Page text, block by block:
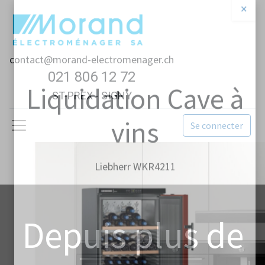
contact@morand-electromenager.ch
021 806 12 72
ST-PREX - SIGNY
Se connecter
Liquidation Cave à
vins
Depuis plus de